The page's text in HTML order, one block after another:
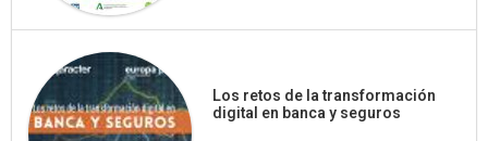
Los retos de la transformación
digital en banca y seguros